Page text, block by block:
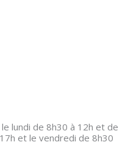
lundi de 8h30 à 12h et de
et le vendredi de 8h30